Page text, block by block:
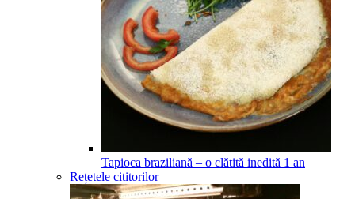
Tapioca braziliană – o clătită inedită 1 an
Rețetele cititorilor